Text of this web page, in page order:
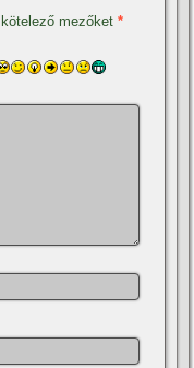
kötelező mezőket*